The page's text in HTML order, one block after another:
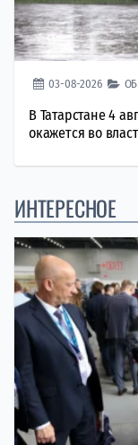
03-08-2026
В Татарстане 4
окажется во
ИНТЕРЕСНОЕ